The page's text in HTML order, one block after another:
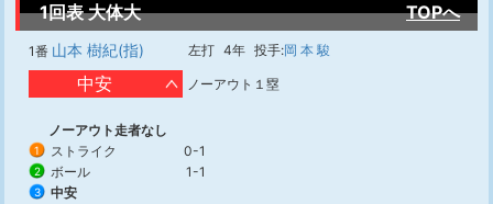
1回表 大体大 TOPへ
1番 山本 樹紀(指) 左打 4年 投手:岡 本 駿
中安 ノーアウト１塁
ノーアウト走者なし
1 ストライク 0-1
2 ボール 1-1
3
中安